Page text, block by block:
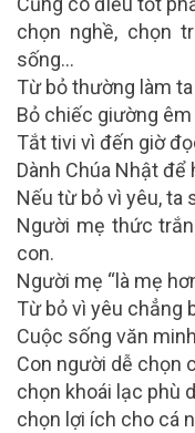
chọn nghề, chọn
sống…
Từ bỏ thường làm
Bỏ chiếc giường
Tắt tivi vì đến giờ
Dành Chúa Nhật để
Nếu từ bỏ vì yêu, ta
Người mẹ thức
con.
Người mẹ “là mẹ
Từ bỏ vì yêu chẳng
Cuộc sống văn
Con người dễ chọn
chọn khoái lạc phù
chọn lợi ích cho cá